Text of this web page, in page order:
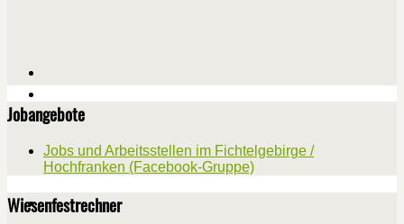
Jobangebote
Jobs und Arbeitsstellen im Fichtelgebirge /
Hochfranken (Facebook-Gruppe)
Wiesenfestrechner